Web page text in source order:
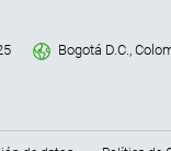
Bogotá D.C.,